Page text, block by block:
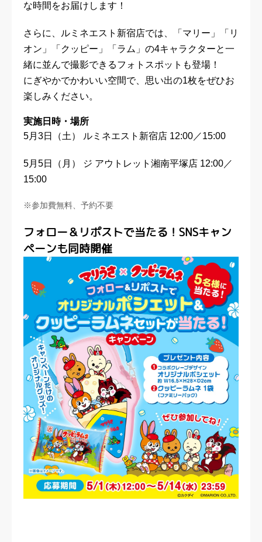
な時間をお届けします！
さらに、ルミネエスト新宿店では、「マリー」「リ
オン」「クッピー」「ラム」の4キャラクターと一
緒に並んで撮影できるフォトスポットも登場！
にぎやかでかわいい空間で、思い出の1枚をぜひお
楽しみください。
実施日時・場所
5月3日（土） ルミネエスト新宿店 12:00／15:00
5月5日（月） ジ アウトレット湘南平塚店 12:00／
15:00
※参加費無料、予約不要
フォロー＆リポストで当たる！SNSキャン
ペーンも同時開催